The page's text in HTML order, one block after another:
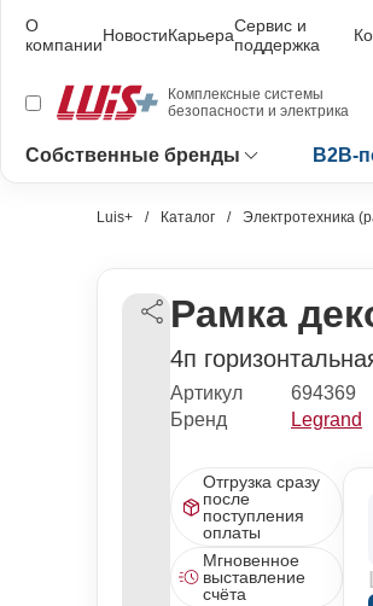
О
компанииНовостиКарьераСервис и
поддержка
Комплексные системы
безопасности и электрика
Собственные бренды B2B-
Luis+ Каталог Электротехника
Рамка
4п
Артикул
694369
Бренд
Legrand
Отгрузка сразу
после
поступления
оплаты
Мгновенное
выставление
счёта